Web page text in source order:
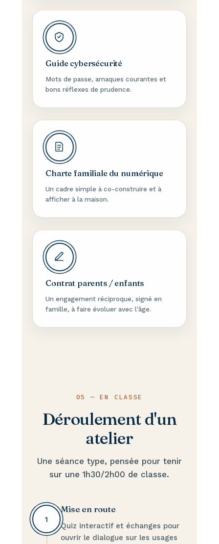
Guide cybersécurité
Mots de passe, arnaques courantes et
bons réflexes de prudence.
Charte familiale du numérique
Un cadre simple à co-construire et à
afficher à la maison.
Contrat parents / enfants
Un engagement réciproque, signé en
famille, à faire évoluer avec l'âge.
05 — EN CLASSE
Déroulement d'un
atelier
Une séance type, pensée pour tenir
sur une 1h30/2h00 de classe.
1
Mise en route
Quiz interactif et échanges pour
ouvrir le dialogue sur les usages